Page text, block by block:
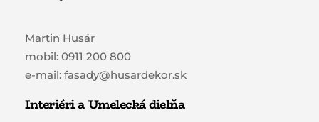
Martin Husár
mobil: 0911 200 800
e-mail: fasady@husardekor.sk
Interiéri a Umelecká dielňa